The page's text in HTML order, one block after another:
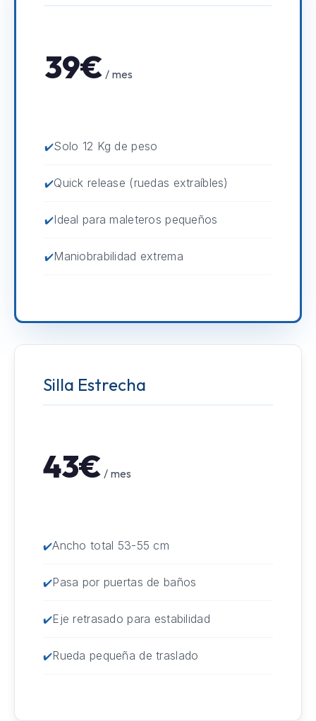
39€ / mes
Solo 12 Kg de peso
Quick release (ruedas extraíbles)
Ideal para maleteros pequeños
Maniobrabilidad extrema
Silla Estrecha
43€ / mes
Ancho total 53-55 cm
Pasa por puertas de baños
Eje retrasado para estabilidad
Rueda pequeña de traslado